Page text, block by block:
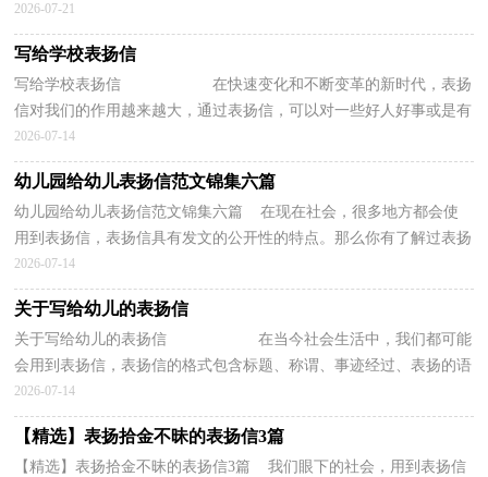
扬对象的所属单位，还可以写给报刊社、电...
2026-07-21
写给学校表扬信
写给学校表扬信 在快速变化和不断变革的新时代，表扬
信对我们的作用越来越大，通过表扬信，可以对一些好人好事或是有
传播意义的事迹进行表彰。那么，怎么去写...
2026-07-14
幼儿园给幼儿表扬信范文锦集六篇
幼儿园给幼儿表扬信范文锦集六篇 在现在社会，很多地方都会使
用到表扬信，表扬信具有发文的公开性的特点。那么你有了解过表扬
信吗？下面是小编为大家收集的幼儿园给幼儿表扬信...
2026-07-14
关于写给幼儿的表扬信
关于写给幼儿的表扬信 在当今社会生活中，我们都可能
会用到表扬信，表扬信的格式包含标题、称谓、事迹经过、表扬的语
句、学习的语句。那么你有了解过表扬...
2026-07-14
【精选】表扬拾金不昧的表扬信3篇
【精选】表扬拾金不昧的表扬信3篇 我们眼下的社会，用到表扬信